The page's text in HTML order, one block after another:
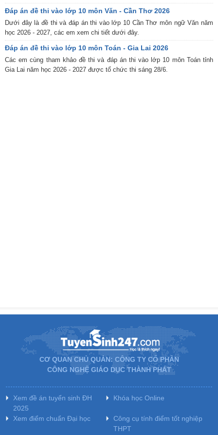
Đáp án đề thi vào lớp 10 môn Văn - Cần Thơ 2026
Dưới đây là đề thi và đáp án thi vào lớp 10 Cần Thơ môn ngữ Văn năm
học 2026 - 2027, các em xem chi tiết dưới đây.
Đáp án đề thi vào lớp 10 môn Toán - Gia Lai 2026
Các em cùng tham khảo đề thi và đáp án thi vào lớp 10 môn Toán tỉnh
Gia Lai năm học 2026 - 2027 được tổ chức thi sáng 28/6.
CƠ QUAN CHỦ QUẢN: CÔNG TY CỔ PHẦN
CÔNG NGHỆ GIÁO DỤC THÀNH PHÁT
Xem đề án tuyển sinh ĐH
2025
Khóa học Online
Xem điểm chuẩn Đại học
Công cụ tính điểm tốt nghiệp
THPT